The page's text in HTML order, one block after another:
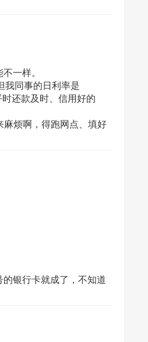
一样。
我同事的日利率是
还款及时、信用好的
麻烦啊，得跑网点、填好
银行卡就成了，不知道